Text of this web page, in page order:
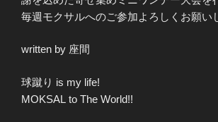
毎週モクサルへのご参加よろしくお願い
written by 座間
球蹴り is my life!
MOKSAL to The World!!